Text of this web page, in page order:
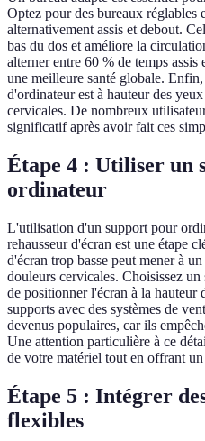
Optez pour des bureaux réglables
alternativement assis et debout.
bas du dos et améliore la
alterner entre 60 % de temps
une meilleure santé globale.
d'ordinateur est à hauteur des
cervicales. De nombreux
significatif après avoir fait ces
Étape 4 : Utiliser un
ordinateur
L'utilisation d'un support pour
rehausseur d'écran est une étape
d'écran trop basse peut mener à
douleurs cervicales. Choisissez
de positionner l'écran à la hauteur
supports avec des systèmes de
devenus populaires, car ils
Une attention particulière à ce
de votre matériel tout en offrant
Étape 5 : Intégrer
flexibles